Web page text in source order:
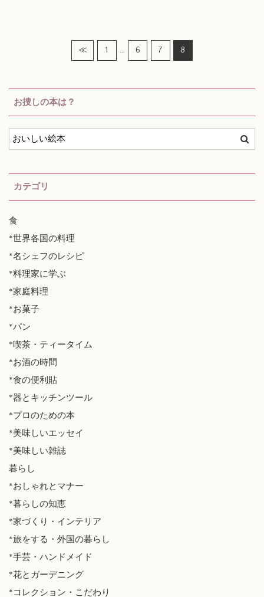
≪ 1 … 6 7 8
お捜しの本は？
カテゴリ
食
*世界各国の料理
*名シェフのレシピ
*料理家に学ぶ
*家庭料理
*お菓子
*パン
*喫茶・ティータイム
*お酒の時間
*食の便利貼
*器とキッチンツール
*プロのための本
*美味しいエッセイ
*美味しい雑誌
暮らし
*おしゃれとマナー
*暮らしの知恵
*家づくり・インテリア
*旅をする・外国の暮らし
*手芸・ハンドメイド
*花とガーデニング
*コレクション・こだわり